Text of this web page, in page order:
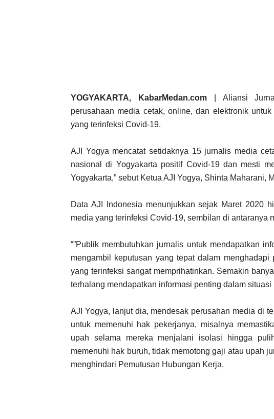
YOGYAKARTA, KabarMedan.com| Aliansi
perusahaan media cetak, online, dan elektronik
yang terinfeksi Covid-19.
AJI Yogya mencatat setidaknya 15 jurnalis media
nasional di Yogyakarta positif Covid-19 dan mesti
Yogyakarta,” sebut Ketua AJI Yogya, Shinta Maharani,
Data AJI Indonesia menunjukkan sejak Maret 2020
media yang terinfeksi Covid-19, sembilan di antaranya
“”Publik membutuhkan jurnalis untuk mendapatkan
mengambil keputusan yang tepat dalam
yang terinfeksi sangat memprihatinkan. Semakin
terhalang mendapatkan informasi penting dalam situasi
AJI Yogya, lanjut dia, mendesak perusahan media di
untuk memenuhi hak pekerjanya, misalnya
upah selama mereka menjalani isolasi hingga
memenuhi hak buruh, tidak memotong gaji atau upah
menghindari Pemutusan Hubungan Kerja.